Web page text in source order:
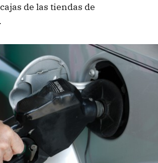
de las tiendas de